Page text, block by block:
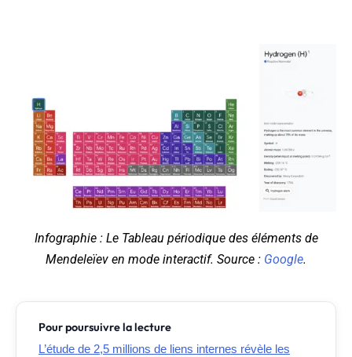
Infographie : Le Tableau périodique des éléments de
Mendeleïev en mode interactif. Source : Google.
Pour poursuivre la lecture
L’étude de 2,5 millions de liens internes révèle les